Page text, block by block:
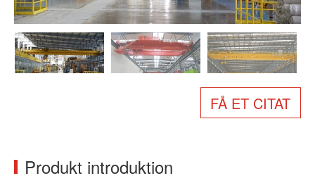
Om os
Nyheder
FÅ ET CITAT
Produkt introduktion